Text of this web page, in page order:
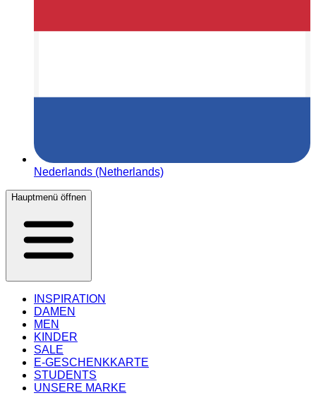
Nederlands (Netherlands)
Hauptmenü öffnen
INSPIRATION
DAMEN
MEN
KINDER
SALE
E-GESCHENKKARTE
STUDENTS
UNSERE MARKE